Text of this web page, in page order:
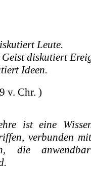
Leute.
diskutiert
Ideen.
v. Chr. )
ist eine
verbunden
die